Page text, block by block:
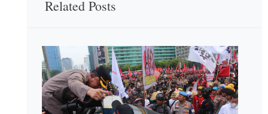
Related Posts